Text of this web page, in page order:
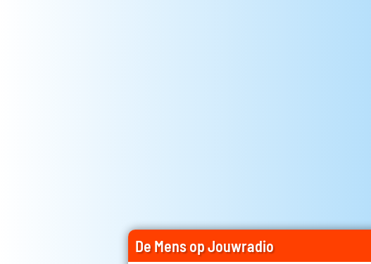
De Mens op Jouwradio